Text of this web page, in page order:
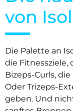
von
Die Palette an
die Fitnessziele,
Bizeps-Curls,
Oder Trizeps-
geben. Und